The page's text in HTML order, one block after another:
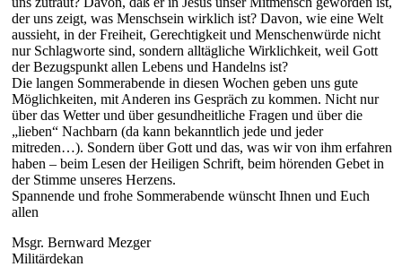
der uns zeigt, was Menschsein wirklich ist? Davon, wie eine Welt
aussieht, in der Freiheit, Gerechtigkeit und Menschenwürde nicht
nur Schlagworte sind, sondern alltägliche Wirklichkeit, weil Gott
der Bezugspunkt allen Lebens und Handelns ist?
Die langen Sommerabende in diesen Wochen geben uns gute
Möglichkeiten, mit Anderen ins Gespräch zu kommen. Nicht nur
über das Wetter und über gesundheitliche Fragen und über die
„lieben“ Nachbarn (da kann bekanntlich jede und jeder
mitreden…). Sondern über Gott und das, was wir von ihm erfahren
haben – beim Lesen der Heiligen Schrift, beim hörenden Gebet in
der Stimme unseres Herzens.
Spannende und frohe Sommerabende wünscht Ihnen und Euch
allen
Msgr. Bernward Mezger
Militärdekan